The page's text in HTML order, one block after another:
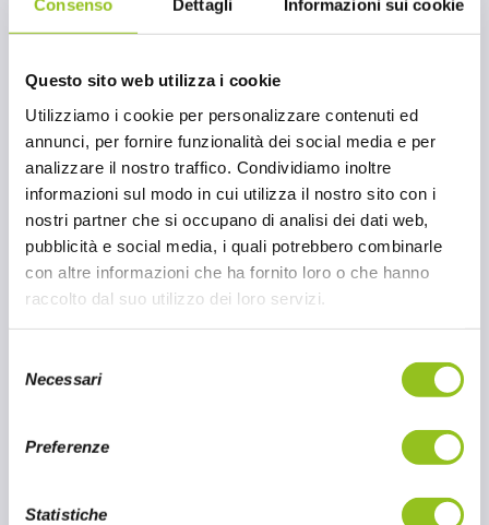
Consenso Dettagli Informazioni sui cookie
Questo sito web utilizza i cookie
Utilizziamo i cookie per personalizzare contenuti ed
annunci, per fornire funzionalità dei social media e per
analizzare il nostro traffico. Condividiamo inoltre
informazioni sul modo in cui utilizza il nostro sito con i
nostri partner che si occupano di analisi dei dati web,
pubblicità e social media, i quali potrebbero combinarle
con altre informazioni che ha fornito loro o che hanno
raccolto dal suo utilizzo dei loro servizi.
Necessari
Preferenze
Statistiche
Tacos Old El Paso
Grazie ad aziende come Old El Paso e
senza dover viaggiare fino in Messico.Un’esperienza
autentica che porta il sapore dei tacos direttamente
nelle nostre cucine.
Taco Shells Old El Paso Oscar ’78
Taco Shells Old El Paso,distribuiti da Oscar ’78,
croccanti
tortillas fritte con doppia cottura per una
cucina Tex-Mex da farcire a piacimento con carne,
formaggio fuso, cipolla cruda, insalata croccante,